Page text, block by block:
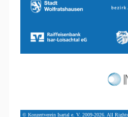
© Konzertverein Isartal e. V. 2009-2026. All Rights